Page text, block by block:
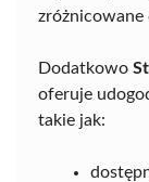
Dodatkowo
oferuje
takie jak: